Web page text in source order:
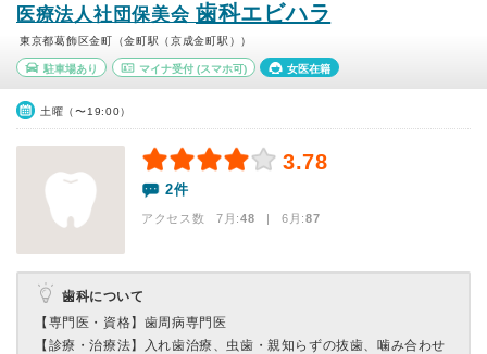
医療法人社団保美会 歯科エビハラ
東京都葛飾区金町（金町駅（京成金町駅））
駐車場あり マイナ受付(スマホ可) 女医在籍
土曜（〜19:00）
3.78
2件
アクセス数 7月:48 | 6月:87
歯科について
【専門医・資格】 歯周病専門医
【診療・治療法】
入れ歯治療、虫歯・親知らずの抜歯、噛み合わせ